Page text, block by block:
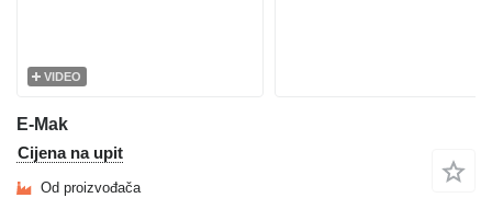
VIDEO
E-Mak
Cijena na upit
Od proizvođača